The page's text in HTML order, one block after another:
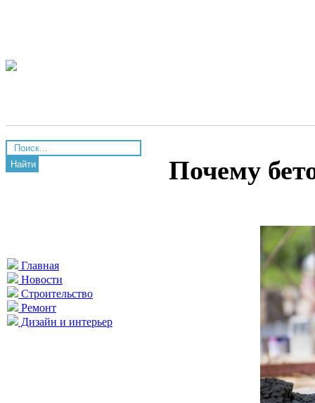
Найти
Главная
Новости
Строительство
Ремонт
Дизайн и интерьер
Почему